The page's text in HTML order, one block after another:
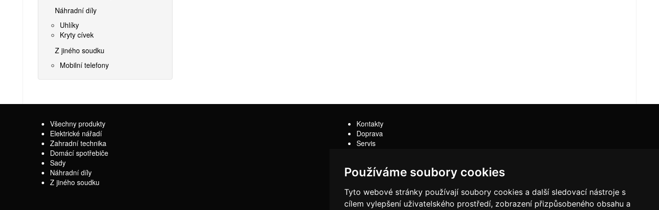
Používáme soubory cookies
Tyto webové stránky používají soubory cookies a další sledovací nástroje s
cílem vylepšení uživatelského prostředí, zobrazení přizpůsobeného obsahu a
Náhradní díly
Uhlíky
Kryty cívek
Z jiného soudku
Mobilní telefony
Všechny produkty
Elektrické nářadí
Zahradní technika
Domácí spotřebiče
Sady
Náhradní díly
Z jiného soudku
Kontakty
Doprava
Servis